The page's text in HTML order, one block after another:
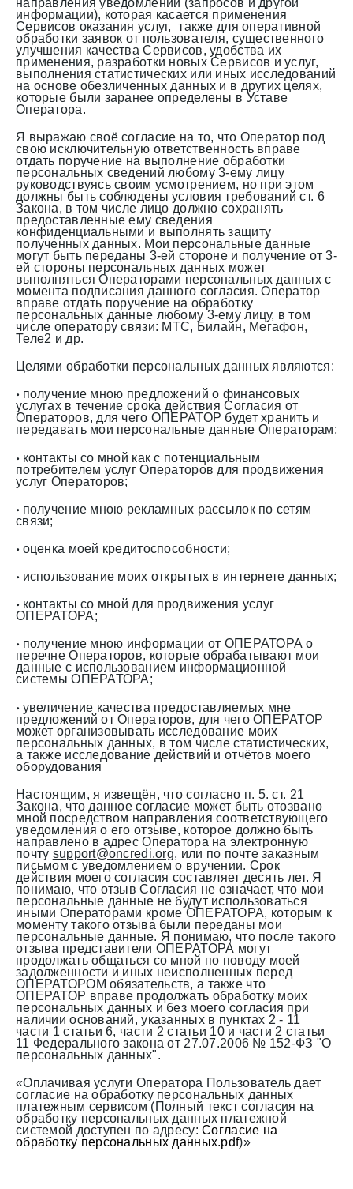
направления уведомлений (запросов и другой
информации), которая касается применения
Сервисов оказания услуг, также для оперативной
обработки заявок от пользователя, существенного
улучшения качества Сервисов, удобства их
применения, разработки новых Сервисов и услуг,
выполнения статистических или иных исследований
на основе обезличенных данных и в других целях,
которые были заранее определены в Уставе
Оператора.
Я выражаю своё согласие на то, что Оператор под
свою исключительную ответственность вправе
отдать поручение на выполнение обработки
персональных сведений любому 3-ему лицу
руководствуясь своим усмотрением, но при этом
должны быть соблюдены условия требований ст. 6
Закона, в том числе лицо должно сохранять
предоставленные ему сведения
конфиденциальными и выполнять защиту
полученных данных. Мои персональные данные
могут быть переданы 3-ей стороне и получение от 3-
ей стороны персональных данных может
выполняться Операторами персональных данных с
момента подписания данного согласия. Оператор
вправе отдать поручение на обработку
персональных данные любому 3-ему лицу, в том
числе оператору связи: МТС, Билайн, Мегафон,
Теле2 и др.
Целями обработки персональных данных являются:
• получение мною предложений о финансовых
услугах в течение срока действия Согласия от
Операторов, для чего ОПЕРАТОР будет хранить и
передавать мои персональные данные Операторам;
• контакты со мной как с потенциальным
потребителем услуг Операторов для продвижения
услуг Операторов;
• получение мною рекламных рассылок по сетям
связи;
• оценка моей кредитоспособности;
• использование моих открытых в интернете данных;
• контакты со мной для продвижения услуг
ОПЕРАТОРА;
• получение мною информации от ОПЕРАТОРА о
перечне Операторов, которые обрабатывают мои
данные с использованием информационной
системы ОПЕРАТОРА;
• увеличение качества предоставляемых мне
предложений от Операторов, для чего ОПЕРАТОР
может организовывать исследование моих
персональных данных, в том числе статистических,
а также исследование действий и отчётов моего
оборудования
Настоящим, я извещён, что согласно п. 5. ст. 21
Закона, что данное согласие может быть отозвано
мной посредством направления соответствующего
уведомления о его отзыве, которое должно быть
направлено в адрес Оператора на электронную
почту support@oncredi.org, или по почте заказным
письмом с уведомлением о вручении. Срок
действия моего согласия составляет десять лет. Я
понимаю, что отзыв Согласия не означает, что мои
персональные данные не будут использоваться
иными Операторами кроме ОПЕРАТОРА, которым к
моменту такого отзыва были переданы мои
персональные данные. Я понимаю, что после такого
отзыва представители ОПЕРАТОРА могут
продолжать общаться со мной по поводу моей
задолженности и иных неисполненных перед
ОПЕРАТОРОМ обязательств, а также что
ОПЕРАТОР вправе продолжать обработку моих
персональных данных и без моего согласия при
наличии оснований, указанных в пунктах 2 - 11
части 1 статьи 6, части 2 статьи 10 и части 2 статьи
11 Федерального закона от 27.07.2006 № 152-ФЗ "О
персональных данных".
«Оплачивая услуги Оператора Пользователь дает
согласие на обработку персональных данных
платежным сервисом (Полный текст согласия на
обработку персональных данных платежной
системой доступен по адресу:Согласие на
обработку персональных данных.pdf)»